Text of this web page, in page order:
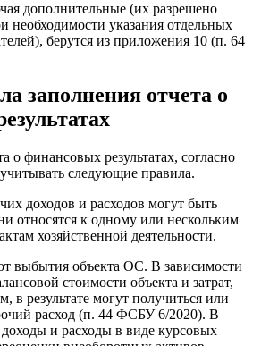
дополнительные (их разрешено
необходимости указания отдельных
берутся из приложения 10 (п. 64
заполнения отчета о
о финансовых результатах, согласно
следующие правила.
доходов и расходов могут быть
относятся к одному или нескольким
хозяйственной деятельности.
выбытия объекта ОС. В зависимости
стоимости объекта и затрат,
в результате могут получиться или
расход (п. 44 ФСБУ 6/2020). В
доходы и расходы в виде курсовых